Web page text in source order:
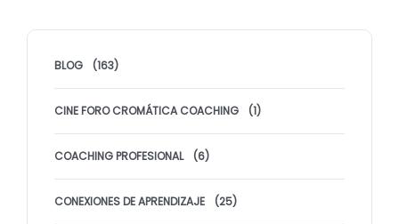
BLOG (163)
CINE FORO CROMÁTICA COACHING (1)
COACHING PROFESIONAL (6)
CONEXIONES DE APRENDIZAJE (25)